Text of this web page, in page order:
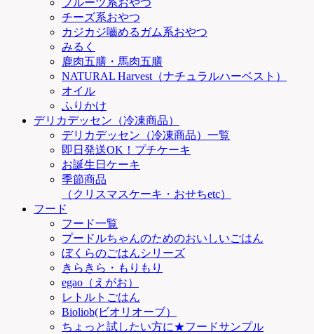
フルーツ系おやつ
チーズ系おやつ
カジカジ嚙めるガム系おやつ
みるく
鹿肉五膳・馬肉五膳
NATURAL Harvest（ナチュラルハーベスト）
オイル
ふりかけ
デリカデッセン（冷凍商品）
デリカデッセン（冷凍商品）一覧
即日発送OK！プチケーキ
お誕生日ケーキ
季節商品
（クリスマスケーキ・おせちetc）
フード
フード一覧
プードルちゃんのためのおいしいごはん
ぼくらのごはんシリーズ
きらきら・もりもり
egao（えがお）
レトルトごはん
Bioliob(ビオリオーブ）
ちょっと試したい方に★フードサンプル